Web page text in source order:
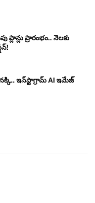
ప్లాన్లు ప్రారంభం.. నెలకు
ఇన్‌స్టాగ్రామ్ AI ఇమేజ్